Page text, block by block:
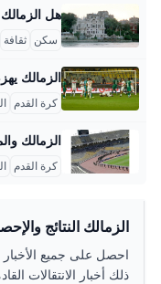
سكن ثقافة
كرة القدم
كرة القدم
الزمالك النتائج
احصل على جميع الأخبار
ذلك أخبار الانتقالات